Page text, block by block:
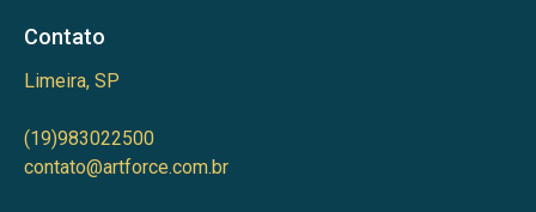
Contato
Limeira, SP
(19)983022500
contato@artforce.com.br